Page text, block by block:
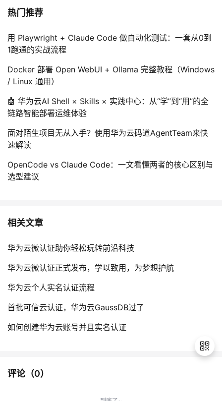
热门推荐
用 Playwright + Claude Code 做自动化测试：一套从0到
1跑通的实战流程
Docker 部署 Open WebUI + Ollama 完整教程（Windows
/ Linux 通用）
🤖 华为云AI Shell × Skills × 实践中心：从“学”到“用”的全
链路智能部署运维体验
面对陌生项目无从入手？使用华为云码道AgentTeam来快
速解读
OpenCode vs Claude Code：一文看懂两者的核心区别与
选型建议
相关文章
华为云微认证助你轻松玩转前沿科技
华为云微认证正式发布，学以致用，为梦想护航
华为云个人实名认证流程
首批可信云认证，华为云GaussDB过了
如何创建华为云账号并且实名认证
评论（0）